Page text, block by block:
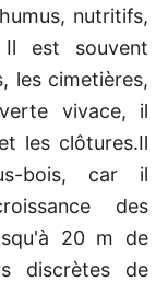
nutritifs,
Il est souvent
les cimetières,
vivace, il
les clôtures.Il
bois, car il
des
20 m de
discrètes de